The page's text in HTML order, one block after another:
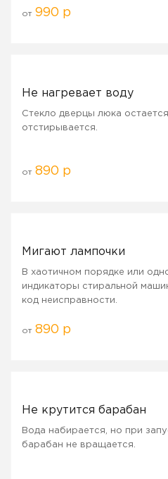
от 990 р
Не нагревает воду
Стекло дверцы люка
отстирывается.
от 890 р
Мигают лампочки
В хаотичном порядке или
индикаторы стиральной
код неисправности.
от 890 р
Не крутится барабан
Вода набирается, но при
барабан не вращается.